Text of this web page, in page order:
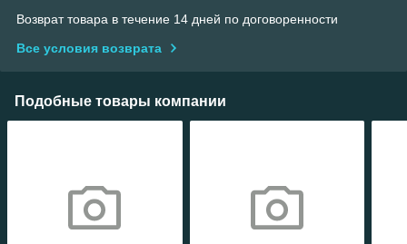
Возврат товара в течение 14 дней по договоренности
Все условия возврата
Подобные товары компании